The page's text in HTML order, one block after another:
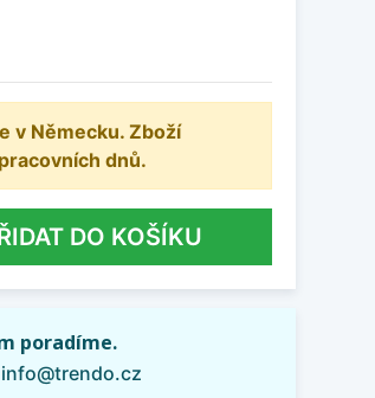
v Německu. Zboží
dnů.
DO KOŠÍKU
poradíme.
info@trendo.cz